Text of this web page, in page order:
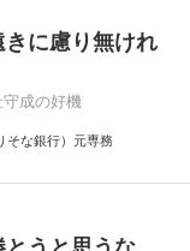
に慮り無けれ
成の好機
そな銀行）元専務